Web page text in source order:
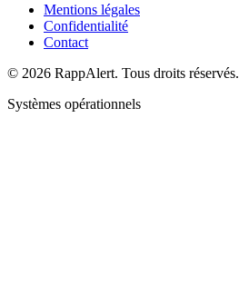
Mentions légales
Confidentialité
Contact
© 2026 RappAlert. Tous droits réservés.
Systèmes opérationnels